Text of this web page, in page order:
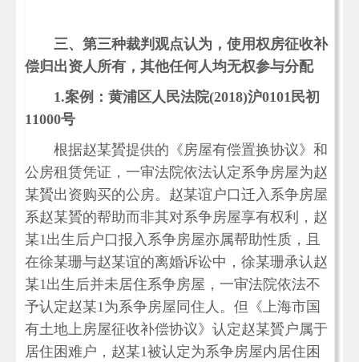
三、第三种裁判观点认为，使用权房征收补
偿归出资人所有，其他任何人均无权参与分配
1.案例：黄浦区人民法院(2018)沪0101民初
11000号
根据赵某贇提供的《房屋有偿置换协议》和
公房租赁凭证，一审法院依法认定系争房屋为赵
某贇出资购买的公房。赵某谊户口迁入系争房屋
系赵某贇的帮助而非其对系争房屋享有权利，赵
某1出生后户口报入系争房屋亦属帮助性质，且
在徐某珊与赵某谊的离婚诉讼中，徐某珊承认赵
某1出生后并未居住系争房屋，一审法院依法不
予认定赵某1为系争房屋同住人。但《上海市国
有土地上房屋征收补偿协议》认定赵某贇户属于
居住困难户，赵某1被认定为系争房屋内居住困